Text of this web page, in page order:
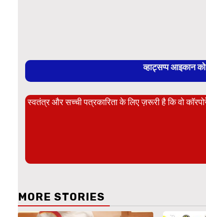
व्हाट्सप्प आइकान
स्वतंत्र और सच्ची पत्रकारिता के लिए ज़रूरी है कि वो
MORE STORIES